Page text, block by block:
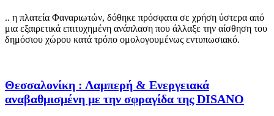
.. η πλατεία Φαναριωτών, δόθηκε πρόσφατα σε χρήση ύστερα από
μια εξαιρετικά επιτυχημένη ανάπλαση που άλλαξε την αίσθηση του
δημόσιου χώρου κατά τρόπο ομολογουμένως εντυπωσιακό.
Θεσσαλονίκη : Λαμπερή & Ενεργειακά
αναβαθμισμένη με την σφραγίδα της DISANO